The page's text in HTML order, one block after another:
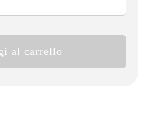
al carrello